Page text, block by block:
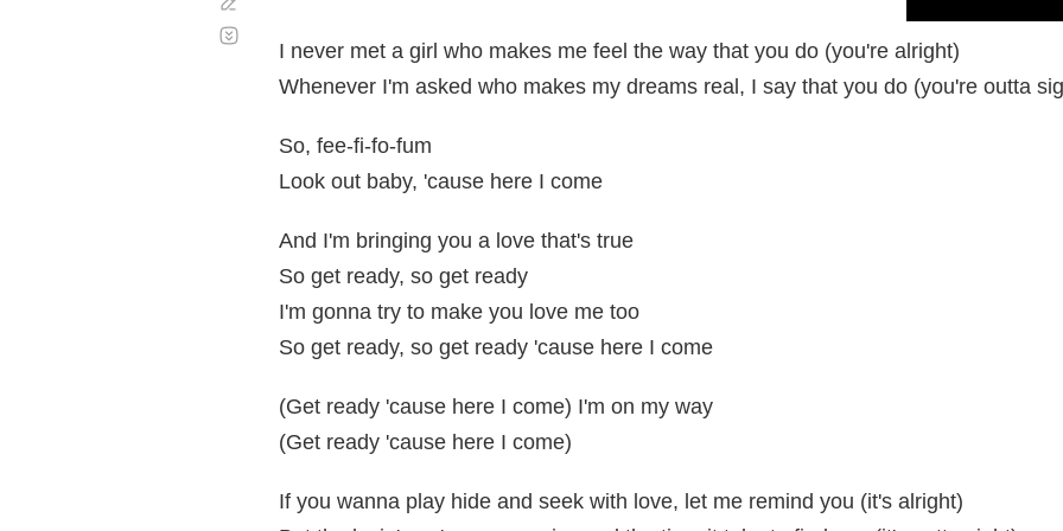
I never met a girl who makes me feel the way that you do (you're alright)
Whenever I'm asked who makes my dreams real, I say that you do (you're outta
So, fee-fi-fo-fum
Look out baby, 'cause here I come
And I'm bringing you a love that's true
So get ready, so get ready
I'm gonna try to make you love me too
So get ready, so get ready 'cause here I come
(Get ready 'cause here I come) I'm on my way
(Get ready 'cause here I come)
If you wanna play hide and seek with love, let me remind you (it's alright)
automático